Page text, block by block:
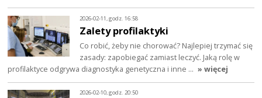
2026-02-11, godz. 16:58
Zalety profilaktyki
Co robić, żeby nie chorować? Najlepiej trzymać się
zasady: zapobiegać zamiast leczyć. Jaką rolę w
profilaktyce odgrywa diagnostyka genetyczna i inne … » więcej
2026-02-10, godz. 20:50